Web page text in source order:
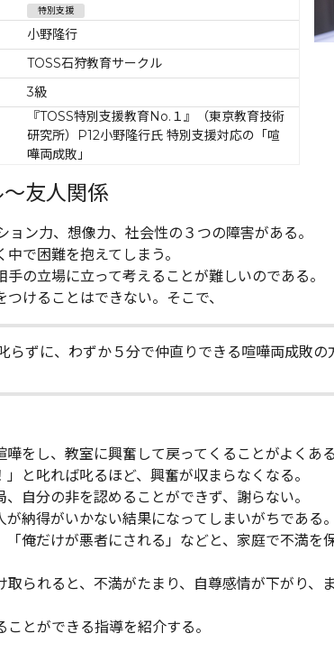
特別支援
小野隆行
TOSS石狩教育サークル
3級
『TOSS特別支援教育No.１』（東京教育技術
研究所）P12小野隆行氏 特別支援対応の「喧
嘩両成敗」
友人関係
ン力、想像力、社会性の３つの障害がある。
で困難を抱えてしまう。
の立場に立って考えることが難しいのである。
けることはできない。そこで、
らずに、わずか５分で仲直りできる喧嘩両成敗の
をし、教室に興奮して戻ってくることがよくある
」と叱れば叱るほど、興奮が収まらなくなる。
自分の非を認めることができず、謝らない。
納得がいかない結果になってしまいがちである。
「俺だけが悪者にされる」などと、家庭で不満を
取られると、不満がたまり、自尊感情が下がり、
とができる指導を紹介する。